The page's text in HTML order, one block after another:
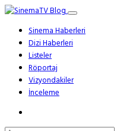
Sinema Haberleri
Dizi Haberleri
Listeler
Röportaj
Vizyondakiler
İnceleme